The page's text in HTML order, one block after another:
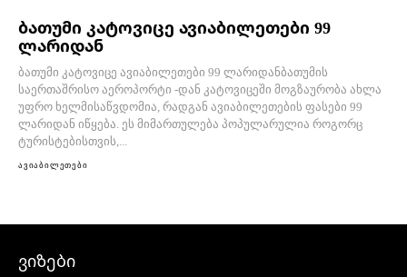
ბათუმი კატოვიცე ავიაბილეთები 99
ლარიდან
ბათუმი კატოვიცე ავიაბილეთები 99 ლარიდანბათუმის
საერთაშრისო აეროპორტი -დან კატოვიცეში მოგზაურობა ახლა
უფრო ხელმისაწვდომია, რადგან ავიაბილეთების ფასები 99
ლარიდან იწყება. ეს მიმართულება პოპულარულია როგორც
ტურისტებისთვის,...
ავიაბილეთები
ვიზები